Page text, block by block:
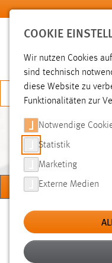
Zum Hauptinhalt springen
MARKTPLATZ (BIETE/
Sie sind hier:
Studium Campus und
COOKIE
Wir nutzen Cookies
sind technisch
diese Website zu
Funktionalitäten zur
Notwendige
Statistik
Marketing
Externe Medien